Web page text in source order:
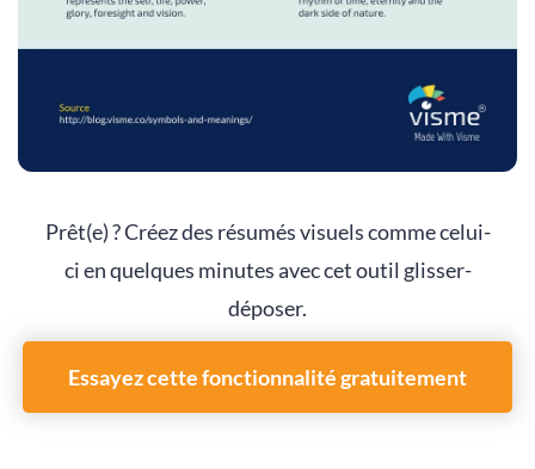
Prêt(e) ? Créez des résumés visuels comme celui-
ci en quelques minutes avec cet outil glisser-
déposer.
Essayez cette fonctionnalité gratuitement